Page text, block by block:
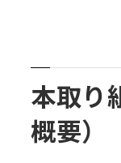
本取り
概要）